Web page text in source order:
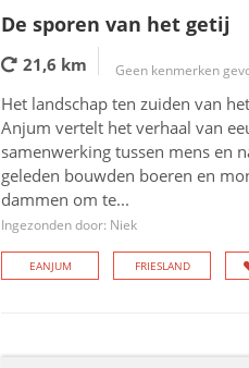
De sporen van het getij
21,6 km Geen kenmerken
Het landschap ten zuiden van
Anjum vertelt het verhaal van
samenwerking tussen mens en
geleden bouwden boeren en
dammen om te...
Ingezonden door: Niek
EANJUM FRIESLAND